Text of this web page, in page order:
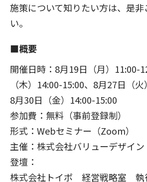
施策について知りたい方は、是非
い。
■概要
開催日時：8月19日（月）11:00-
（木）14:00-15:00、8月27日（火
8月30日（金）14:00-15:00
参加費：無料（事前登録制）
形式：Webセミナー（Zoom）
主催：株式会社バリューデザイン
登壇：
株式会社トイポ 経営戦略室